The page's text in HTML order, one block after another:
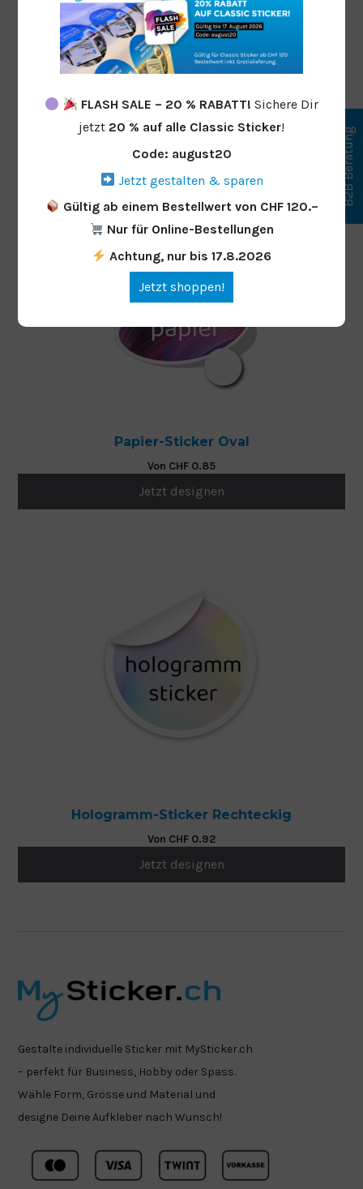
Sticker Quadrat
CHF 0.74
Jetzt designen
Papier-Sticker Oval
Von CHF 0.85
Jetzt designen
Hologramm-Sticker Rechteckig
Von CHF 0.92
Jetzt designen
Gestalte individuelle Sticker mit MySticker.ch
– perfekt für Business, Hobby oder Spass.
Wähle Form, Grösse und Material und
designe Deine Aufkleber nach Wunsch!
FLASH SALE – 20 % RABATT! Sichere Dir
jetzt 20 % auf alle Classic Sticker!
Code: august20
Jetzt gestalten & sparen
Gültig ab einem Bestellwert von CHF 120.–
Nur für Online-Bestellungen
Achtung, nur bis 17.8.2026
Jetzt shoppen!
B2B Beratung